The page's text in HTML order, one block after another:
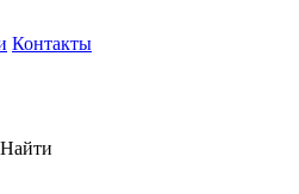
Контакты
Найти